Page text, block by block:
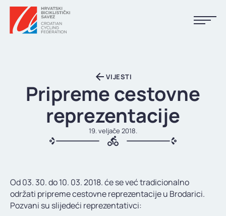
KALENDAR
REZULTATI
DOKUMENTI
VIJESTI
Pripreme cestovne
reprezentacije
19. veljače 2018.
Od 03. 30. do 10. 03. 2018. će se već tradicionalno
održati pripreme cestovne reprezentacije u Brodarici.
Pozvani su slijedeći reprezentativci: